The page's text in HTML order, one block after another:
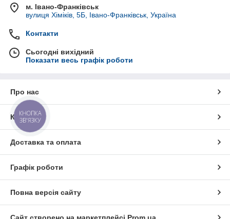
м. Івано-Франківськ
вулиця Хіміків, 5Б, Івано-Франківськ, Україна
Контакти
Сьогодні вихідний
Показати весь графік роботи
Про нас
Контакти
Доставка та оплата
Графік роботи
Повна версія сайту
КНОПКА
ЗВ'ЯЗКУ